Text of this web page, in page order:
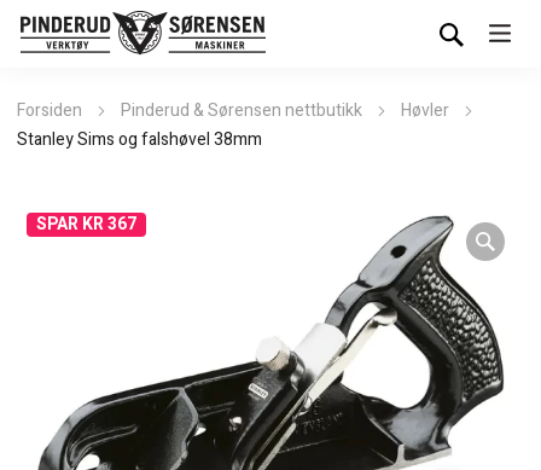
Forsiden Pinderud & Sørensen nettbutikk
Høvler
Stanley Sims og falshøvel 38mm
SPAR KR 367